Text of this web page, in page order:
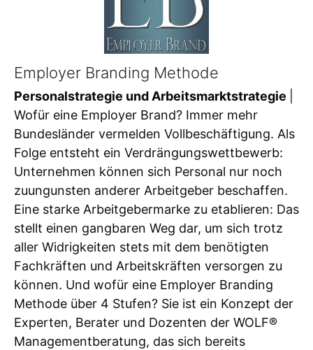
Employer Branding Methode
Personalstrategie und Arbeitsmarktstrategie
Wofür eine Employer Brand? Immer mehr
Bundesländer vermelden Vollbeschäftigung. Als
Folge entsteht ein Verdrängungswettbewerb:
Unternehmen können sich Personal nur noch
zuungunsten anderer Arbeitgeber beschaffen.
Eine starke Arbeitgebermarke zu etablieren: Das
stellt einen gangbaren Weg dar, um sich trotz
aller Widrigkeiten stets mit dem benötigten
Fachkräften und Arbeitskräften versorgen zu
können. Und wofür eine Employer Branding
Methode über 4 Stufen? Sie ist ein Konzept der
Experten, Berater und Dozenten der WOLF®
Managementberatung, das sich bereits